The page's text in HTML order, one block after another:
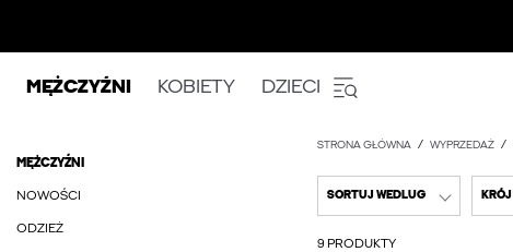
MĘŻCZYŹNI KOBIETY DZIECI
MĘŻCZYŹNI
NOWOŚCI
ODZIEŻ
STRONA GŁÓWNA WYPRZEDAŻ
SORTUJ WEDLUG KRÓJ
9 PRODUKTY